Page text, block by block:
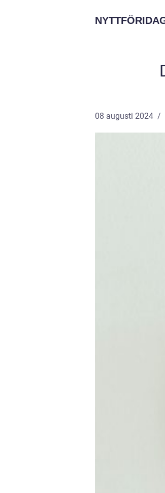
08 augusti 2024